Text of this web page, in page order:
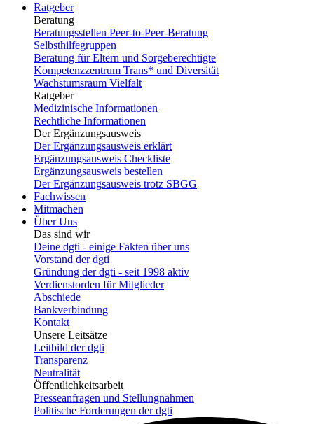
Ratgeber
Beratung
Beratungsstellen Peer-to-Peer-Beratung
Selbsthilfegruppen
Beratung für Eltern und Sorgeberechtigte
Kompetenzzentrum Trans* und Diversität
Wachstumsraum Vielfalt
Ratgeber
Medizinische Informationen
Rechtliche Informationen
Der Ergänzungsausweis
Der Ergänzungsausweis erklärt
Ergänzungsausweis Checkliste
Ergänzungsausweis bestellen
Der Ergänzungsausweis trotz SBGG
Fachwissen
Mitmachen
Über Uns
Das sind wir
Deine dgti - einige Fakten über uns
Vorstand der dgti
Gründung der dgti - seit 1998 aktiv
Verdienstorden für Mitglieder
Abschiede
Bankverbindung
Kontakt
Unsere Leitsätze
Leitbild der dgti
Transparenz
Neutralität
Öffentlichkeitsarbeit
Presseanfragen und Stellungnahmen
Politische Forderungen der dgti